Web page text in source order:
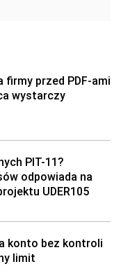
przed PDF-ami
wystarczy
PIT-11?
odpowiada na
UDER105
konto bez kontroli
limit